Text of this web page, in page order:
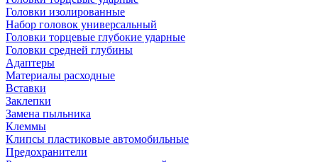
Головки изолированные
Набор головок универсальный
Головки торцевые глубокие ударные
Головки средней глубины
Адаптеры
Материалы расходные
Вставки
Заклепки
Замена пыльника
Клеммы
Клипсы пластиковые автомобильные
Предохранители